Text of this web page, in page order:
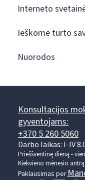
Interneto
Ieškome turto
Nuorodos
Konsultacijos
gyventojams:
+370 5 260 5060
Darbo laikas: I-IV
Prieššventinę dieną -
Kiekvieno mėnesio
Paklausimas per